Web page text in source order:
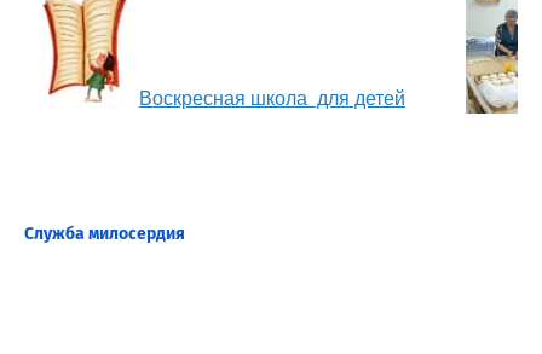
Воскресная школа для детей
Служба милосердия